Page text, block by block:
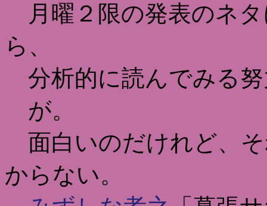
月曜２限の発表のネ
ら、
分析的に読んでみる
が。
面白いのだけれど、
からない。